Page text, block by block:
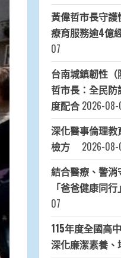
黃偉哲市長守
療育服務逾4億
07
台南城鎮韌性
哲市長：全民
度配合 2026-08-
深化醫事倫理
檢方
2026-08-
結合醫療、警
「爸爸健康同
07
115年度全國高
深化廉潔素養